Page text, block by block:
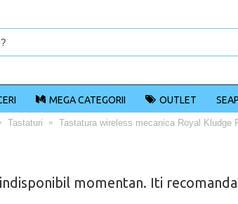
MEGA CATEGORII OUTLET SEAP
Tastaturi Tastatura wireless mecanica Royal Kludge
momentan. Iti